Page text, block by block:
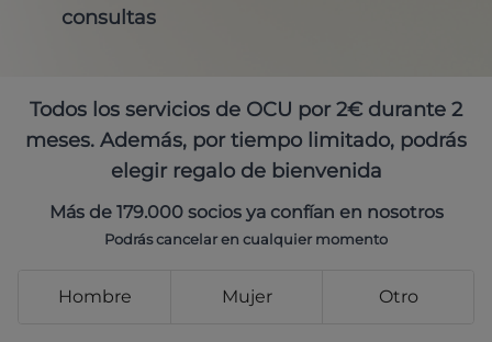
consultas
Todos los servicios de OCU por 2€ durante 2
meses. Además, por tiempo limitado, podrás
elegir regalo de bienvenida
Más de 179.000 socios ya confían en nosotros
Podrás cancelar en cualquier momento
Hombre Mujer Otro